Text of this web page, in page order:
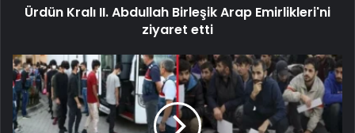
Ürdün Kralı II. Abdullah Birleşik Arap Emirlikleri'ni
ziyaret etti